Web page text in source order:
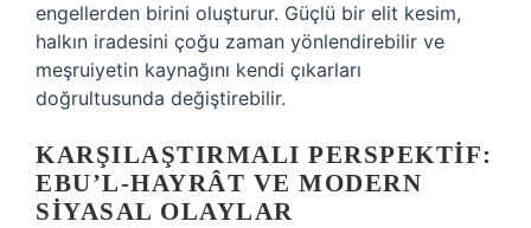
engellerden birini oluşturur. Güçlü bir elit kesim,
halkın iradesini çoğu zaman yönlendirebilir ve
meşruiyetin kaynağını kendi çıkarları
doğrultusunda değiştirebilir.
KARŞILAŞTIRMALI PERSPEKTIF:
EBU’L-HAYRÂT VE MODERN
SIYASAL OLAYLAR